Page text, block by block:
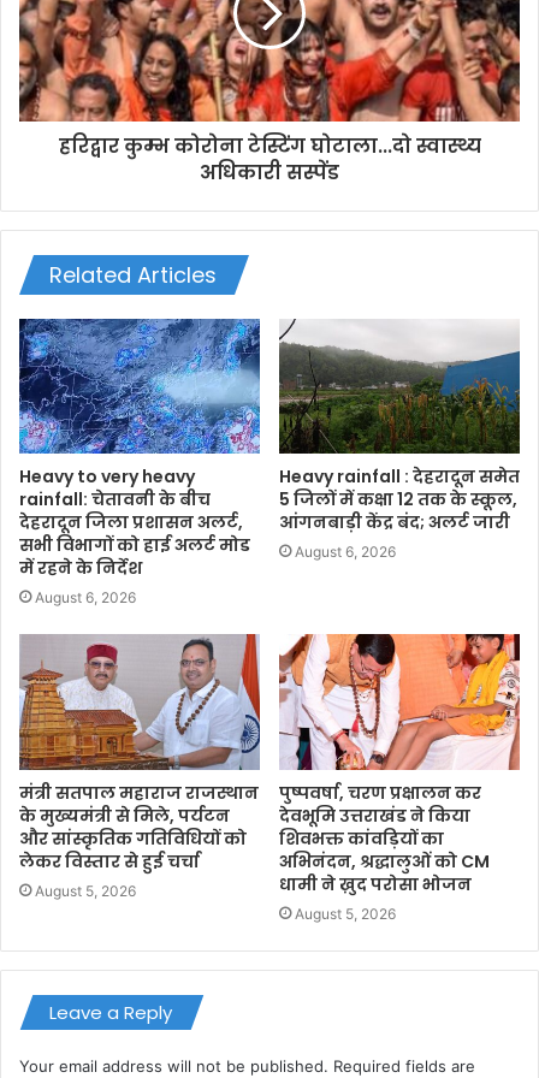
हरिद्वार कुम्भ कोरोना टेस्टिंग घोटाला...दो स्वास्थ्य
अधिकारी सस्पेंड
Related Articles
Heavy to very heavy
rainfall: चेतावनी के बीच
देहरादून जिला प्रशासन अलर्ट,
सभी विभागों को हाई अलर्ट मोड
में रहने के निर्देश
August 6, 2026
Heavy rainfall : देहरादून समेत
5 जिलों में कक्षा 12 तक के स्कूल,
आंगनबाड़ी केंद्र बंद; अलर्ट जारी
August 6, 2026
मंत्री सतपाल महाराज राजस्थान
के मुख्यमंत्री से मिले, पर्यटन
और सांस्कृतिक गतिविधियों को
लेकर विस्तार से हुई चर्चा
August 5, 2026
पुष्पवर्षा, चरण प्रक्षालन कर
देवभूमि उत्तराखंड ने किया
शिवभक्त कांवड़ियों का
अभिनंदन, श्रद्धालुओं को CM
धामी ने ख़ुद परोसा भोजन
August 5, 2026
Leave a Reply
Your email address will not be published. Required fields are